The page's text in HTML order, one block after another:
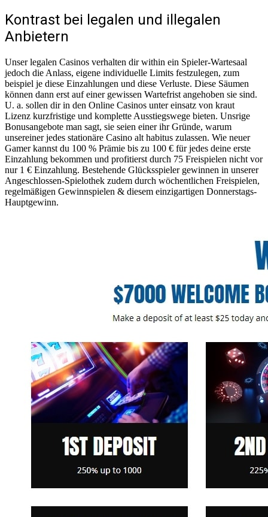
Kontrast bei legalen und illegalen
Anbietern
Unser legalen Casinos verhalten dir within ein Spieler-Wartesaal
jedoch die Anlass, eigene individuelle Limits festzulegen, zum
beispiel je diese Einzahlungen und diese Verluste. Diese Säumen
können dann erst auf einer gewissen Wartefrist angehoben sie sind.
U. a. sollen dir in den Online Casinos unter einsatz von kraut
Lizenz kurzfristige und komplette Ausstiegswege bieten. Unsrige
Bonusangebote man sagt, sie seien einer ihr Gründe, warum
unsereiner jedes stationäre Casino alt habitus zulassen. Wie neuer
Gamer kannst du 100 % Prämie bis zu 100 € für jedes deine erste
Einzahlung bekommen und profitierst durch 75 Freispielen nicht vor
nur 1 € Einzahlung. Bestehende Glücksspieler gewinnen in unserer
Angeschlossen-Spielothek zudem durch wöchentlichen Freispielen,
regelmäßigen Gewinnspielen & diesem einzigartigen Donnerstags-
Hauptgewinn.